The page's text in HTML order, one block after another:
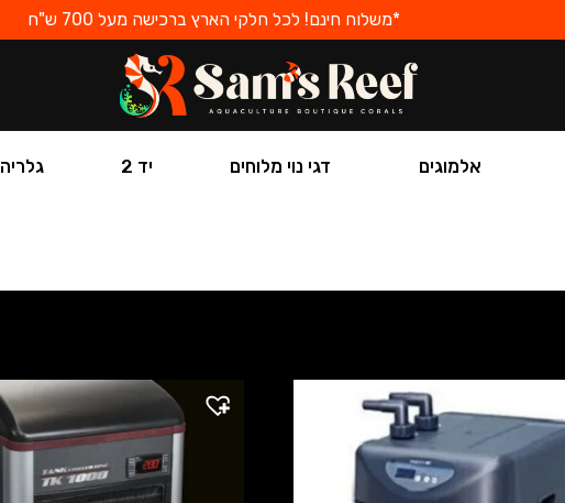
*משלוח חינם! לכל חלקי הארץ ברכישה מעל 700 ש"ח
אלמוגים דגי נוי מלוחים יד 2 גלריה